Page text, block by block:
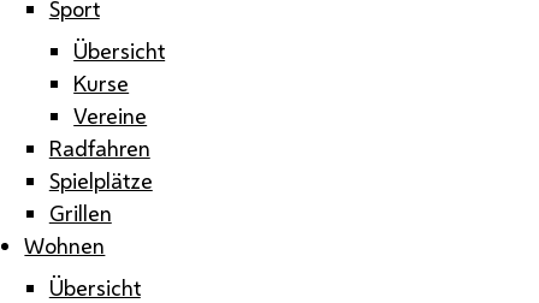
Sport
Übersicht
Kurse
Vereine
Radfahren
Spielplätze
Grillen
Wohnen
Übersicht